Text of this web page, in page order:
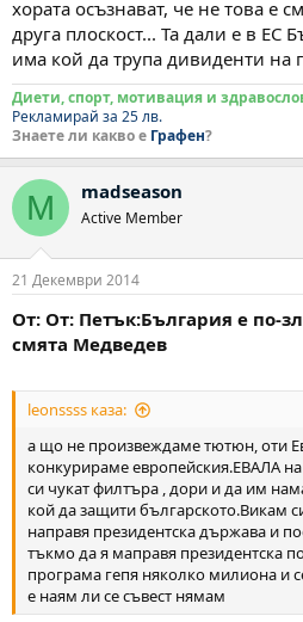
хората осъзнават, че не това е
друга плоскост... Та дали е в ЕС
има кой да трупа дивиденти на
Диети, спорт, мотивация и
Рекламирай за 25 лв.
Знаете ли какво е Графен?
M madseason
Active Member
21 Декември 2014
От: От: Петък:България е по-
смята Медведев
leonssss каза:
а що не произвеждаме тютюн, оти
конкурираме европейския.ЕВАЛА
си чукат филтъра , дори и да им
кой да защити българското.Викам
направя президентска държава и
тъкмо да я маправя президентска
програма гепя няколко милиона и
е наям ли се съвест нямам